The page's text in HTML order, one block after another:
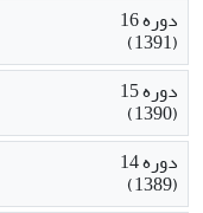
دوره 16
(1391)
دوره 15
(1390)
دوره 14
(1389)